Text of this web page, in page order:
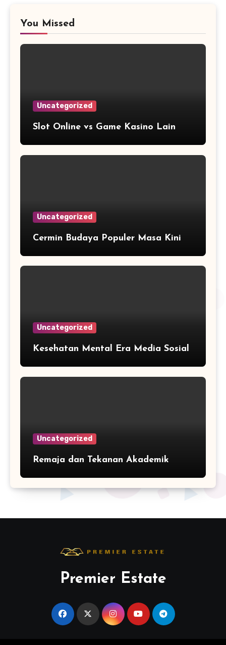
You Missed
Uncategorized
Slot Online vs Game Kasino Lain
Uncategorized
Cermin Budaya Populer Masa Kini
Uncategorized
Kesehatan Mental Era Media Sosial
Uncategorized
Remaja dan Tekanan Akademik
Premier Estate